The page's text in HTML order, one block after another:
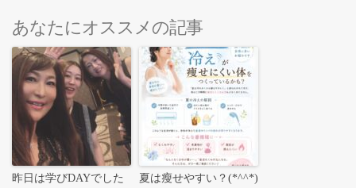
あなたにオススメの記事
昨日は学びDAYでした
夏は瘦せやすい？(*^^*)